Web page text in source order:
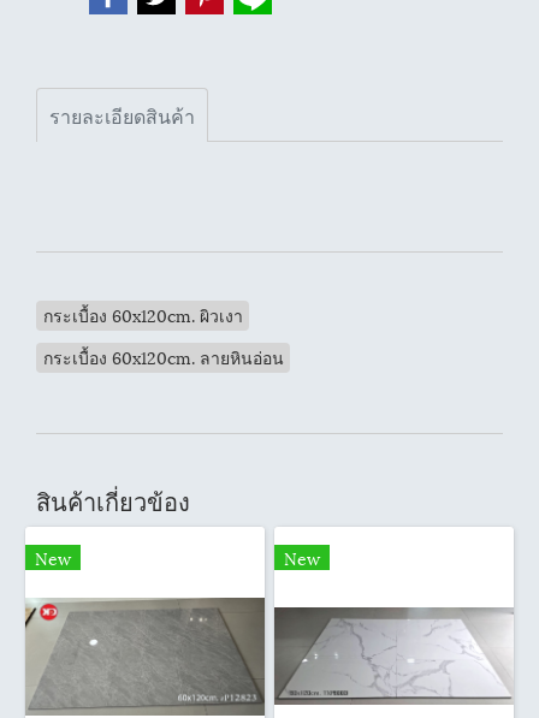
รายละเอียดสินค้า
กระเบื้อง 60x120cm. ผิวเงา
กระเบื้อง 60x120cm. ลายหินอ่อน
สินค้าเกี่ยวข้อง
New New